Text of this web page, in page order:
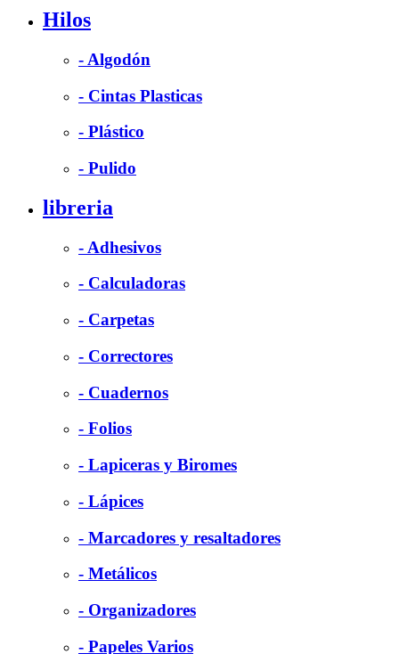
Hilos
- Algodón
- Cintas Plasticas
- Plástico
- Pulido
libreria
- Adhesivos
- Calculadoras
- Carpetas
- Correctores
- Cuadernos
- Folios
- Lapiceras y Biromes
- Lápices
- Marcadores y resaltadores
- Metálicos
- Organizadores
- Papeles Varios